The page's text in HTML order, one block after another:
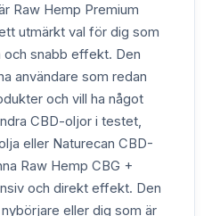
Raw Hemp Premium
utmärkt val för dig som
snabb effekt. Den
användare som redan
och vill ha något
CBD-oljor i testet,
eller Naturecan CBD-
Raw Hemp CBG +
och direkt effekt. Den
eller dig som är